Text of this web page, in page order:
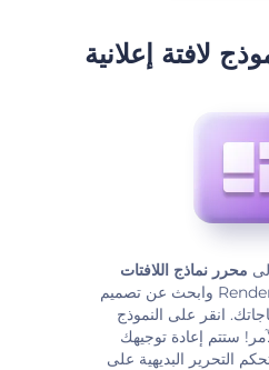
لافتة إعلانية
محرر نماذج اللافتات
من Renderforest وابحث عن تصميم
انقر على النموذج
ستتم إعادة توجيهك
التحرير البديهية على